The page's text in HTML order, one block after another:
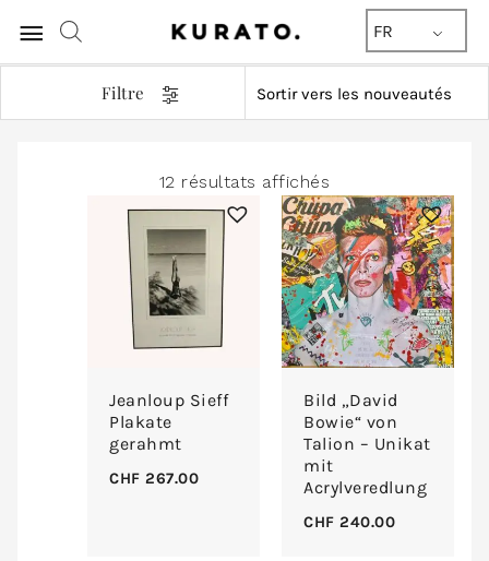
FR
Menu
principal
Filtre
12 résultats affichés
plus
récent
au
plus
ancien
Jeanloup Sieff
Plakate
gerahmt
CHF 267.00
Bild „David
Bowie“ von
Talion – Unikat
mit
Acrylveredlung
CHF 240.00